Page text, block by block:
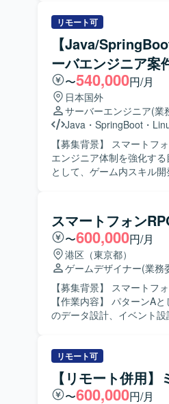
インディーゲームやアド
見し解決しながら業務を
少数精鋭な環境で職能に
を歓迎いたします。 【ポジションの魅力】 オリジナルIPや有力IPによる大規模ゲーム開発から
インディーゲーム開発ま
通貫で関わることができ
の開発体制と高度な運用
ます。自律的に価値創出
【開発環境】 ゲーム開発
材や勉強会参加、R&D等
ペースなども備えた開発
リモート可
【Java/
ーバエンジニア案
〜540,000円/月
日本国外
サーバーエンジニア(業
Java ・ SpringBoot ・
【募集背景】 スマートフ
エンジニア体制を強化する目的での募集となり
として、ゲーム内スキル
査・修正も担当していた
を行っていただきます。
の新機能実装および既存
データ集計ツールの作成
す。インフラの保守・運
ミドルウェアの定期アッ
びインスタンス最適化も行っていただきます。 【
がらユーザ思考でのもの
良い形に持っていく気概
魅力】 運営中のスマート
発、インフラ運用まで幅
ながら、企画部門とも連携し
語はJava、フレームワー
スマートフォン
〜600,000円/月
港区（東京都）
ゲームデザイナー(業務
【募集背景】 スマートフ
【作業内容】 パターンA
のデータ設計、イベント
解しながら、自ら主体的
ュニケーションを大切に
目指していただける方です。 【ポジションの魅力】 スマートフォンRPGにおけるアウトゲ
やバトル部分の中核設計
リモート可
【リモート併用
〜600,000円/月